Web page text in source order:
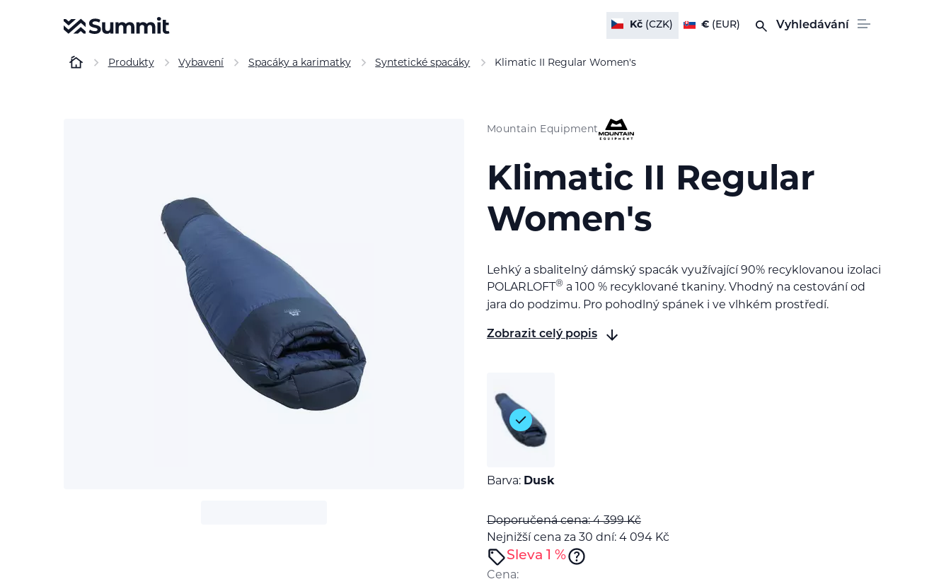
Kč(CZK) € (EUR) Vyhledávání
Produkty Vybavení Spacáky a karimatky Syntetické spacáky Klimatic II Regular Women's
Mountain Equipment
Klimatic II Regular
Women's
Lehký a sbalitelný dámský spacák využívající 90% recyklovanou izolaci
POLARLOFT ® a 100 % recyklované tkaniny. Vhodný na cestování od
jara do podzimu. Pro pohodlný spánek i ve vlhkém prostředí.
Zobrazit celý popis
Barva: Dusk
Doporučená cena: 4 399Kč
Nejnižší cena za 30 dní: 4 094 Kč
Sleva 1 %
Cena: